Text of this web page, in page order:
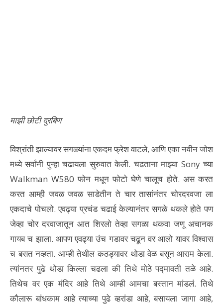
माझी छोटी दुरबिण
विश्रांती झाल्यावर सगळ्यांना एकदम फ्रेश वाटले, आणि एका नवीन जोश
मध्ये सर्वांनी पुन्हा चढायला सुरुवात केली. चढताना माझ्या Sony च्या
Walkman W580 फोन मधून फोटो घेणे चालूच होते. अस करत
करत आम्ही जवळ जवळ साडेतीन ते चार तासांनंतर चोरदरवजा ला
एकदाचे पोचलो. एवढ्या प्रचंड चढाई केल्यानंतर सगळे थकले होते पण
जेव्हा चोर दरवाजातून आत शिरलो तेव्हा सगळा थकवा जणू अचानक
गायब च झाला. आपण एवढ्या उंच गडावर चढून वर आलो यावर विश्वास
च बसत नव्हता. आम्ही तेथील कठड्यावर थोडा वेळ बसून आराम केला.
त्यांनतर पुढे थोडा किल्ला चढला की तिथे मोठे पद्मावती तळे आहे.
तिथेच वर एक मंदिर आहे तिथे आम्ही आमचा बस्तान मांडलं. तिथे
कौलारू बांधकाम आहे त्याच्या पुढे व्हरांडा आहे, बसायला जागा आहे,